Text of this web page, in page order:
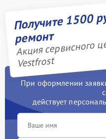
Получите 1500
ремонт
Акция сервисного
Vestfrost
При оформлении
действует